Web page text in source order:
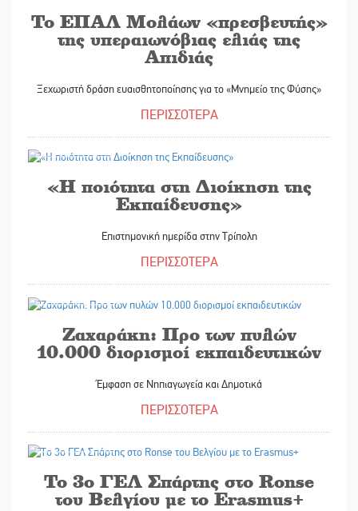
Το ΕΠΑΛ Μολάων «πρεσβευτής»
της υπεραιωνόβιας ελιάς της
Απιδιάς
Ξεχωριστή δράση ευαισθητοποίησης για το «Μνημείο της Φύσης»
ΠΕΡΙΣΣΟΤΕΡΑ
«Η ποιότητα στη Διοίκηση της
Εκπαίδευσης»
Επιστημονική ημερίδα στην Τρίπολη
ΠΕΡΙΣΣΟΤΕΡΑ
Ζαχαράκη: Προ των πυλών
10.000 διορισμοί εκπαιδευτικών
Έμφαση σε Νηπιαγωγεία και Δημοτικά
ΠΕΡΙΣΣΟΤΕΡΑ
Το 3ο ΓΕΛ Σπάρτης στο Ronse
του Βελγίου με το Erasmus+